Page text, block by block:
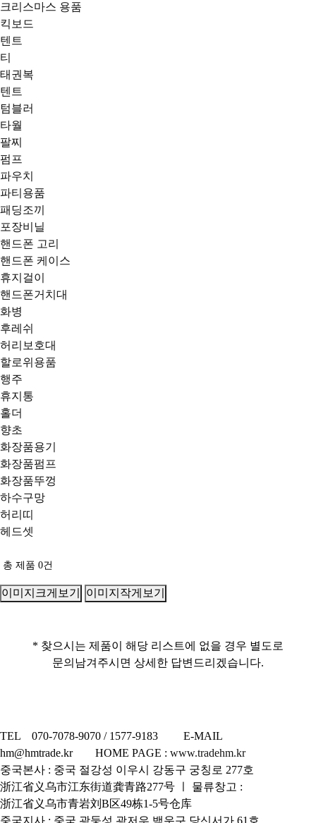
크리스마스 용품
킥보드
텐트
티
태권복
텐트
텀블러
타월
팔찌
펌프
파우치
파티용품
패딩조끼
포장비닐
핸드폰 고리
핸드폰 케이스
휴지걸이
핸드폰거치대
화병
후레쉬
허리보호대
할로위용품
행주
휴지통
홀더
향초
화장품용기
화장품펌프
화장품뚜껑
하수구망
허리띠
헤드셋
총 제품 0건
이미지크게보기 이미지작게보기
* 찾으시는 제품이 해당 리스트에 없을 경우 별도로
문의남겨주시면 상세한 답변드리겠습니다.
TEL 070-7078-9070 / 1577-9183 E-MAIL
hm@hmtrade.kr HOME PAGE : www.tradehm.kr
중국본사 : 중국 절강성 이우시 강동구 궁칭로 277호
浙江省义乌市江东街道龚青路277号 ㅣ 물류창고 :
浙江省义乌市青岩刘B区49栋1-5号仓库
중국지사 : 중국 광둥성 광저우 백운구 당신서가 61호